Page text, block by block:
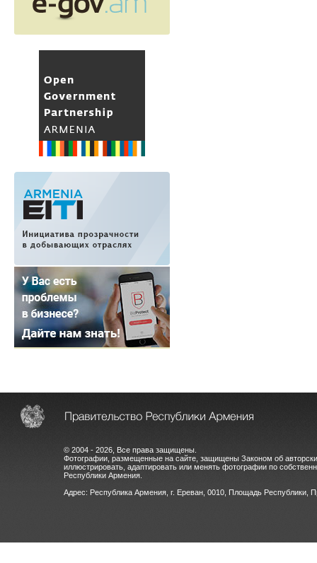
© 2004 - 2026, Все права защищены.
Фотографии, размещенные на сайте, защищены Законом об
иллюстрировать, адаптировать или менять фотографии по
Республики Армения.
Адрес: Республика Армения, г. Ереван, 0010, Площадь Республики,